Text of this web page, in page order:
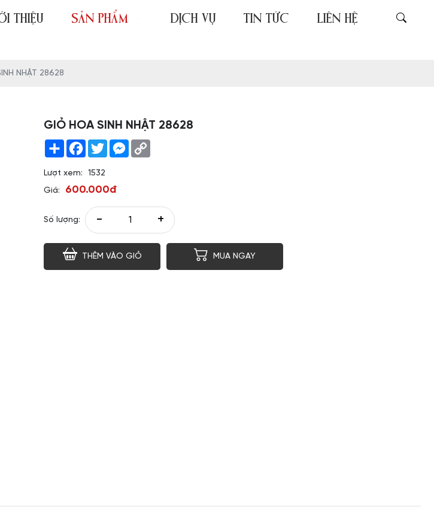
THIỆU SẢN PHẨM DỊCH VỤ TIN TỨC LIÊN HỆ
NHẬT 28628
GIỎ HOA SINH NHẬT 28628
Share Facebook
TwitterMessenger
Lượt xem:
1532
Giá:
600.000đ
Số lượng: - +
THÊM VÀO GIỎ MUA NGAY